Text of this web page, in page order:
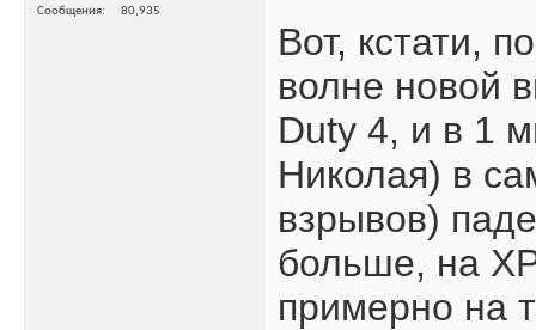
Сообщения
80,935
Вот, кстати,
волне новой
Duty 4, и в 1
Николая) в
взрывов)
больше, на
примерно на